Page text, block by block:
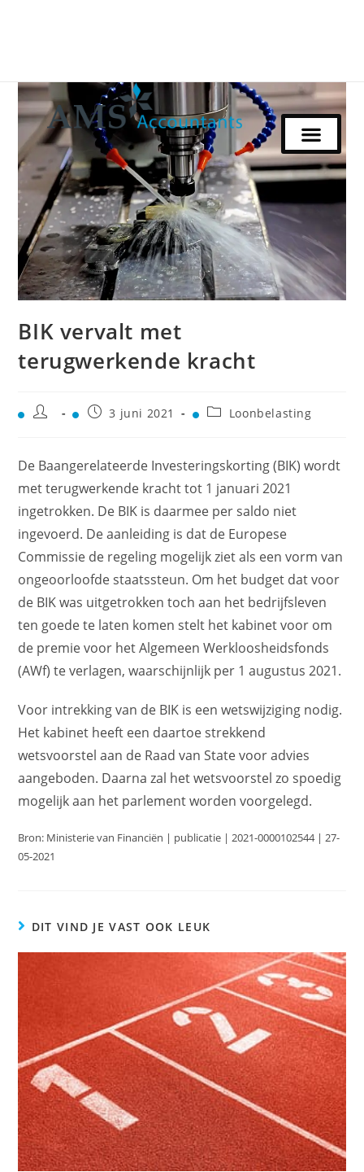
BIK vervalt met
terugwerkende kracht
3 juni 2021 Loonbelasting
De Baangerelateerde Investeringskorting (BIK) wordt
met terugwerkende kracht tot 1 januari 2021
ingetrokken. De BIK is daarmee per saldo niet
ingevoerd. De aanleiding is dat de Europese
Commissie de regeling mogelijk ziet als een vorm van
ongeoorloofde staatssteun. Om het budget dat voor
de BIK was uitgetrokken toch aan het bedrijfsleven
ten goede te laten komen stelt het kabinet voor om
de premie voor het Algemeen Werkloosheidsfonds
(AWf) te verlagen, waarschijnlijk per 1 augustus 2021.
Voor intrekking van de BIK is een wetswijziging nodig.
Het kabinet heeft een daartoe strekkend
wetsvoorstel aan de Raad van State voor advies
aangeboden. Daarna zal het wetsvoorstel zo spoedig
mogelijk aan het parlement worden voorgelegd.
Bron: Ministerie van Financiën | publicatie | 2021-0000102544 | 27-
05-2021
DIT VIND JE VAST OOK LEUK